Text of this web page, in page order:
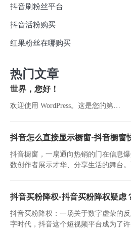
抖音刷粉丝平台
抖音活粉购买
红果粉丝在哪购买
热门文章
世界，您好！
欢迎使用 WordPress。这是您的第…
抖音怎么直接显示橱窗-抖音橱窗
抖音橱窗，一扇通向热销的门在信息
数创作者展示才华、分享生活的舞台
抖音买粉降权-抖音买粉降权疑虑
抖音买粉降权：一场关于数字虚荣的
字时代，抖音这个短视频平台成为了